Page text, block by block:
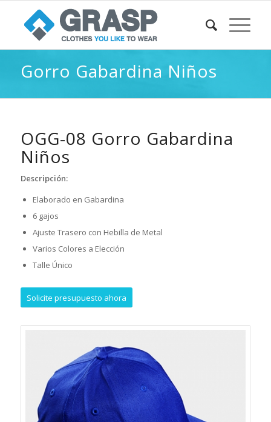
Gorro Gabardina Niños
OGG-08 Gorro Gabardina
Niños
Descripción:
Elaborado en Gabardina
6 gajos
Ajuste Trasero con Hebilla de Metal
Varios Colores a Elección
Talle Único
Solicite presupuesto ahora